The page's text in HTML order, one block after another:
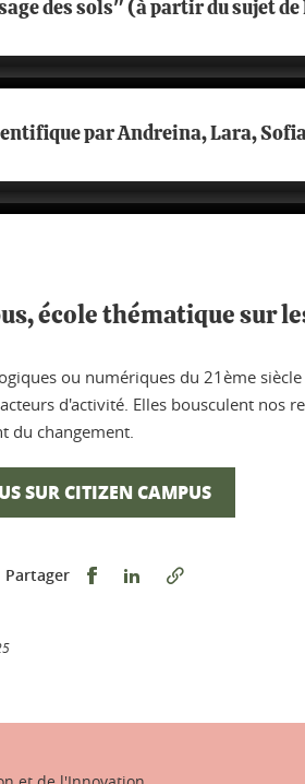
des sols" (à partir du sujet
par Andreina, Lara,
école thématique sur
ou numériques du 21ème
d'activité. Elles bousculent nos
du changement.
SUR CITIZEN CAMPUS
Partager Partager sur Facebook
Partager sur